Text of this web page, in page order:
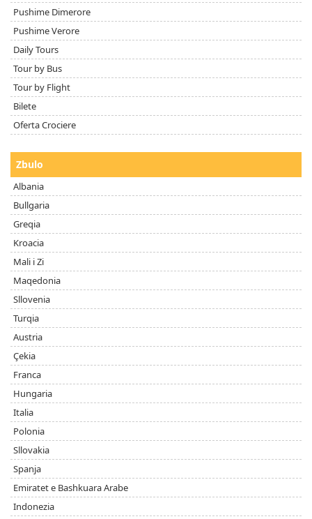
Pushime Dimerore
Pushime Verore
Daily Tours
Tour by Bus
Tour by Flight
Bilete
Oferta Crociere
Zbulo
Albania
Bullgaria
Greqia
Kroacia
Mali i Zi
Maqedonia
Sllovenia
Turqia
Austria
Çekia
Franca
Hungaria
Italia
Polonia
Sllovakia
Spanja
Emiratet e Bashkuara Arabe
Indonezia